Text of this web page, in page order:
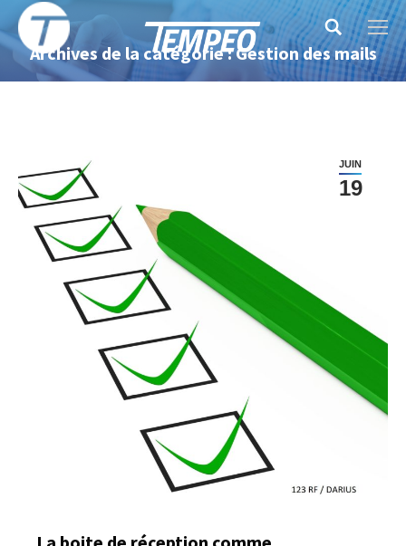
Search:
Archives de la catégorie : Gestion des mails
JUIN
19